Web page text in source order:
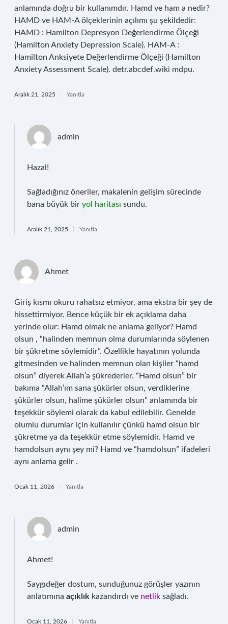
anlamında doğru bir kullanımdır. Hamd ve ham a nedir?
HAMD ve HAM-A ölçeklerinin açılımı şu şekildedir:
HAMD : Hamilton Depresyon Değerlendirme Ölçeği
(Hamilton Anxiety Depression Scale). HAM-A :
Hamilton Anksiyete Değerlendirme Ölçeği (Hamilton
Anxiety Assessment Scale). detr.abcdef.wiki mdpu.
Aralık 21, 2025 Yanıtla
admin
Hazal!
Sağladığınız öneriler, makalenin gelişim sürecinde
bana büyük bir yol haritası sundu.
Aralık 21, 2025 Yanıtla
Ahmet
Giriş kısmı okuru rahatsız etmiyor, ama ekstra bir şey de
hissettirmiyor. Bence küçük bir ek açıklama daha
yerinde olur: Hamd olmak ne anlama geliyor? Hamd
olsun , “halinden memnun olma durumlarında söylenen
bir şükretme söylemidir”. Özellikle hayatının yolunda
gitmesinden ve halinden memnun olan kişiler “hamd
olsun” diyerek Allah’a şükrederler. “Hamd olsun” bir
bakıma “Allah’ım sana şükürler olsun, verdiklerine
şükürler olsun, halime şükürler olsun” anlamında bir
teşekkür söylemi olarak da kabul edilebilir. Genelde
olumlu durumlar için kullanılır çünkü hamd olsun bir
şükretme ya da teşekkür etme söylemidir. Hamd ve
hamdolsun aynı şey mi? Hamd ve “hamdolsun” ifadeleri
aynı anlama gelir .
Ocak 11, 2026 Yanıtla
admin
Ahmet!
Saygıdeğer dostum, sunduğunuz görüşler yazının
anlatımına açıklık kazandırdı ve netlik sağladı.
Ocak 11, 2026 Yanıtla